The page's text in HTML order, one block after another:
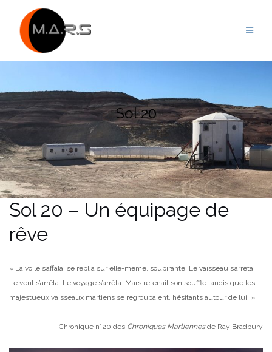
content
Sol 20
Sol 20 – Un équipage de
rêve
« La voile s’affala, se replia sur elle-même, soupirante. Le vaisseau s’arrêta.
Le vent s’arrêta. Le voyage s’arrêta. Mars retenait son souffle tandis que les
majestueux vaisseaux martiens se regroupaient, hésitants autour de lui. »
Chronique n°20 des Chroniques Martiennesde Ray Bradbury